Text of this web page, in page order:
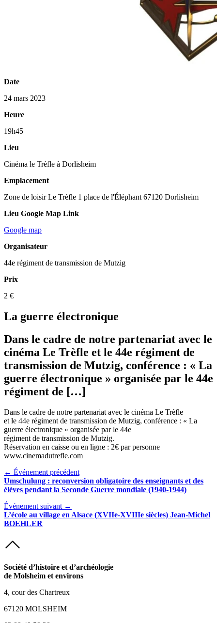
Date
24 mars 2023
Heure
19h45
Lieu
Cinéma le Trèfle à Dorlisheim
Emplacement
Zone de loisir Le Trèfle 1 place de l'Éléphant 67120 Dorlisheim
Lieu Google Map Link
Google map
Organisateur
44e régiment de transmission de Mutzig
Prix
2 €
La guerre électronique
Dans le cadre de notre partenariat avec le
cinéma Le Trèfle et le 44e régiment de
transmission de Mutzig, conférence : « La
guerre électronique » organisée par le 44e
régiment de […]
Dans le cadre de notre partenariat avec le cinéma Le Trèfle
et le 44e régiment de transmission de Mutzig, conférence : « La
guerre électronique » organisée par le 44e
régiment de transmission de Mutzig.
Réservation en caisse ou en ligne : 2€ par personne
www.cinemadutrefle.com
← Événement précédent
Umschulung : reconversion obligatoire des enseignants et des
élèves pendant la Seconde Guerre mondiale (1940-1944)
Événement suivant →
L’école au village en Alsace (XVIIe-XVIIIe siècles) Jean-Michel
BOEHLER
Société d’histoire et d’archéologie
de Molsheim et environs
4, cour des Chartreux
67120 MOLSHEIM